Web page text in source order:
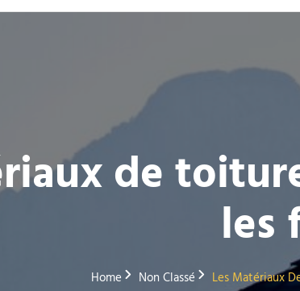
de
les
Home Non Classé Les Matériaux